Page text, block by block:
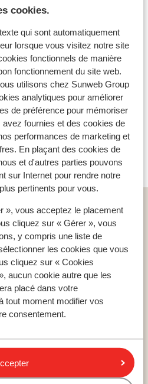
cookies.
qui sont automatiquement
lorsque vous visitez notre site
fonctionnels de manière
fonctionnement du site web.
utilisons chez Sunweb Group
analytiques pour améliorer
de préférence pour mémoriser
fournies et des cookies de
performances de marketing et
En plaçant des cookies de
et d'autres parties pouvons
sur Internet pour rendre notre
pertinents pour vous.
», vous acceptez le placement
cliquez sur « Gérer », vous
y compris une liste de
les cookies que vous
cliquez sur « Cookies
aucun cookie autre que les
placé dans votre
tout moment modifier vos
consentement.
repas au restaurant,
ou vous relaxer au
s’amuser sur l’aire de jeux,
pensent
a actuellement aucun avis
La mer noire
Byala
populaires
Égypte
populaires